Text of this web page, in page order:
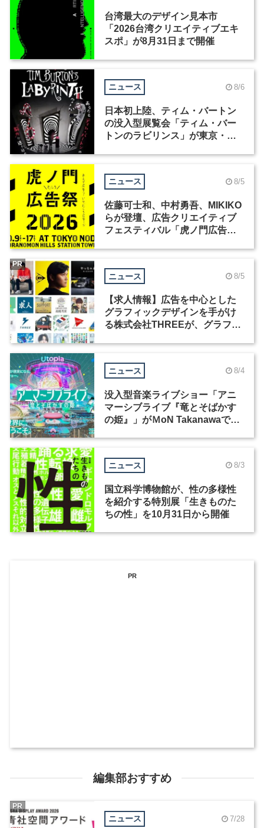
台湾最大のデザイン見本市
「2026台湾クリエイティブエキ
スポ」が8月31日まで開催
ニュース 8/6
日本初上陸、ティム・バートン
の没入型展覧会「ティム・バー
トンのラビリンス」が東京・豊
ニュース 8/5
佐藤可士和、中村勇吾、MIKIKO
らが登壇、広告クリエイティブ
フェスティバル「虎ノ門広告
ニュース 8/5
【求人情報】広告を中心とした
グラフィックデザインを手がけ
る株式会社THREEが、グラフィ
PR
ニュース 8/4
没入型音楽ライブショー「アニ
マーシブライブ『竜とそばかす
の姫』」がＭoN Takanawaで開
ニュース 8/3
国立科学博物館が、性の多様性
を紹介する特別展「生きものた
ちの性」を10月31日から開催
PR
編集部おすすめ
ニュース 7/28
PR